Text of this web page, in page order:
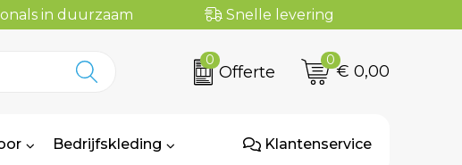
in duurzaam Snelle levering
0
Offerte
0
€ 0,00
Bedrijfskleding Klantenservice